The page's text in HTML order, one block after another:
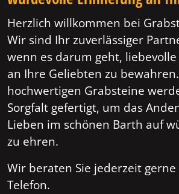
Herzlich willkommen bei
Wir sind Ihr zuverlässiger
wenn es darum geht,
an Ihre Geliebten zu
hochwertigen Grabsteine
Sorgfalt gefertigt, um das
Lieben im schönen Barth auf
zu ehren.
Wir beraten Sie jederzeit gerne
Telefon.